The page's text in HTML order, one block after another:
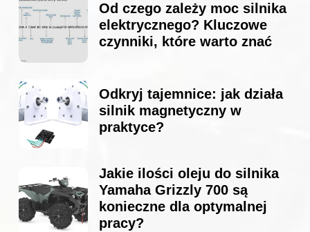
Od czego zależy moc silnika
elektrycznego? Kluczowe
czynniki, które warto znać
Odkryj tajemnice: jak działa
silnik magnetyczny w
praktyce?
Jakie ilości oleju do silnika
Yamaha Grizzly 700 są
konieczne dla optymalnej
pracy?